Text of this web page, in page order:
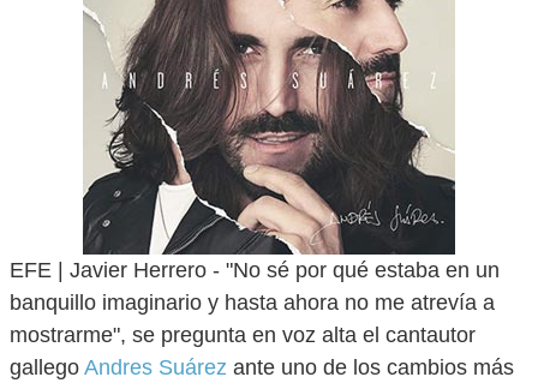
EFE | Javier Herrero - "No sé por qué estaba en un
banquillo imaginario y hasta ahora no me atrevía a
mostrarme", se pregunta en voz alta el cantautor
gallego Andres Suárez ante uno de los cambios más